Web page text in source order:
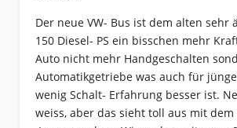
Der neue VW- Bus ist dem alten sehr
150 Diesel- PS ein bisschen mehr
Auto nicht mehr Handgeschalten
Automatikgetriebe was auch für
wenig Schalt- Erfahrung besser ist.
weiss, aber das sieht toll aus mit dem